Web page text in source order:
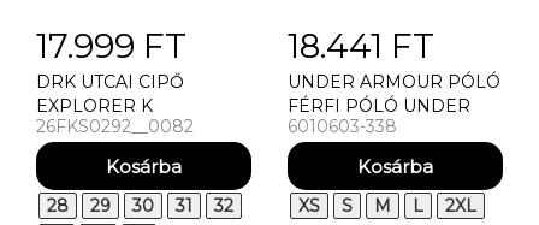
17.999 FT
DRK UTCAI CIPŐ
EXPLORER K
26FKS0292__0082
28 29 30 31
32
18.441 FT
UNDER ARMOUR PÓLÓ
FÉRFI PÓLÓ UNDER
ARMOUR VANISH
SEAMLESS NOVELTY
SS-GRN
6010603-338
XS S M L 2XL